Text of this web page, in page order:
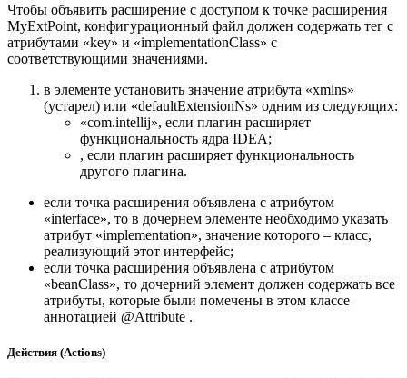
Чтобы объявить расширение с доступом к точке расширения
MyExtPoint, конфигурационный файл должен содержать тег с
атрибутами «key» и «implementationClass» с
соответствующими значениями.
в элементе установить значение атрибута «xmlns»
(устарел) или «defaultExtensionNs» одним из следующих:
«com.intellij», если плагин расширяет
функциональность ядра IDEA;
, если плагин расширяет функциональность
другого плагина.
если точка расширения объявлена с атрибутом
«interface», то в дочернем элементе необходимо указать
атрибут «implementation», значение которого – класс,
реализующий этот интерфейс;
если точка расширения объявлена с атрибутом
«beanClass», то дочерний элемент должен содержать все
атрибуты, которые были помечены в этом классе
аннотацией @Attribute .
Действия (Actions)